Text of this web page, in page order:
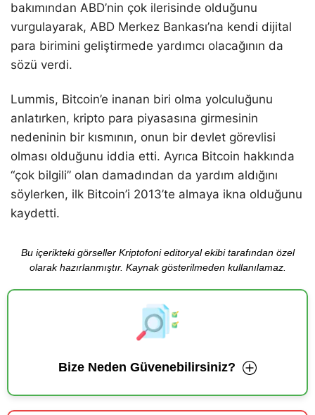
bakımından ABD’nin çok ilerisinde olduğunu
vurgulayarak, ABD Merkez Bankası’na kendi dijital
para birimini geliştirmede yardımcı olacağının da
sözü verdi.
Lummis, Bitcoin’e inanan biri olma yolculuğunu
anlatırken, kripto para piyasasına girmesinin
nedeninin bir kısmının, onun bir devlet görevlisi
olması olduğunu iddia etti. Ayrıca Bitcoin hakkında
“çok bilgili” olan damadından da yardım aldığını
söylerken, ilk Bitcoin’i 2013’te almaya ikna olduğunu
kaydetti.
Bu içerikteki görseller Kriptofoni editoryal ekibi tarafından özel
olarak hazırlanmıştır. Kaynak gösterilmeden kullanılamaz.
Bize Neden Güvenebilirsiniz?